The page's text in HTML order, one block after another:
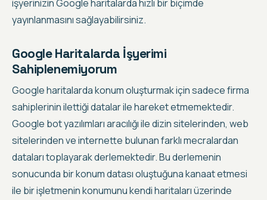
işyerinizin Google haritalarda hızlı bir biçimde
yayınlanmasını sağlayabilirsiniz.
Google Haritalarda İşyerimi
Sahiplenemiyorum
Google haritalarda konum oluşturmakiçin sadece firma
sahiplerinin ilettiği datalar ile hareket etmemektedir.
Google bot yazılımları aracılığı ile dizin sitelerinden, web
sitelerinden ve internette bulunan farklı mecralardan
dataları toplayarak derlemektedir. Bu derlemenin
sonucunda bir konum datası oluştuğuna kanaat etmesi
ile bir işletmenin konumunu kendi haritaları üzerinde